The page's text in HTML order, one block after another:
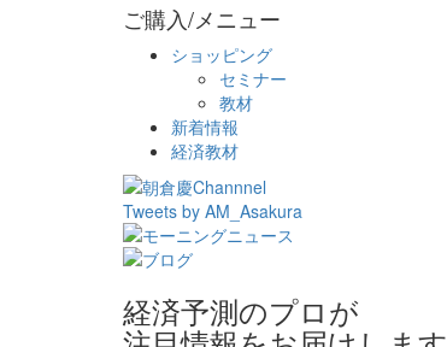
ご購入/メニュー
ショッピング
セミナー
教材
新着情報
経済教材
Tweets by AM_Asakura
経済予測のプロが